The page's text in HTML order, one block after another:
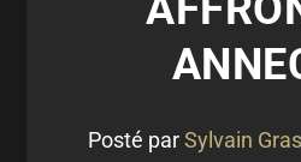
Posté parSylvain Gras